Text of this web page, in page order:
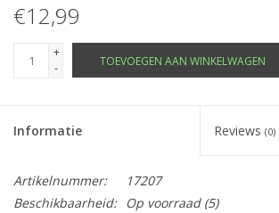
€12,99
+
-
TOEVOEGEN AAN WINKELWAGEN
Informatie Reviews (0)
Artikelnummer:
17207
Beschikbaarheid:
Op voorraad(5)